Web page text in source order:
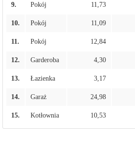
9. Pokój 11,73
10. Pokój 11,09
11. Pokój 12,84
12. Garderoba 4,30
13. Łazienka 3,17
14. Garaż 24,98
15. Kotłownia 10,53